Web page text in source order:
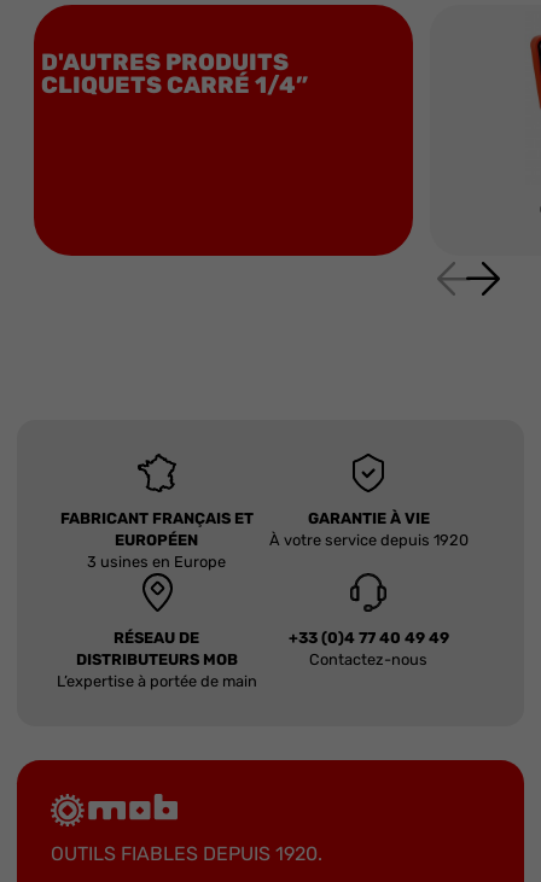
D'AUTRES PRODUITS
CLIQUETS CARRÉ 1/4”
FABRICANT FRANÇAIS ET
EUROPÉEN
3 usines en Europe
GARANTIE À VIE
À votre service depuis 1920
RÉSEAU DE
DISTRIBUTEURS MOB
L’expertise à portée de main
+33 (0)4 77 40 49 49
Contactez-nous
OUTILS FIABLES DEPUIS 1920.